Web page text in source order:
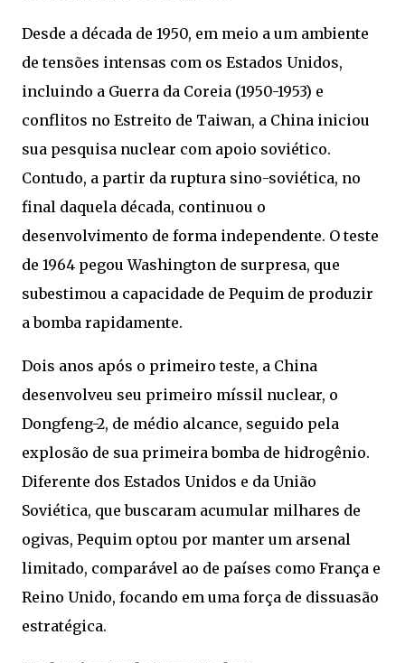
Desde a década de 1950, em meio a um ambiente
de tensões intensas com os Estados Unidos,
incluindo a Guerra da Coreia (1950-1953) e
conflitos no Estreito de Taiwan, a China iniciou
sua pesquisa nuclear com apoio soviético.
Contudo, a partir da ruptura sino-soviética, no
final daquela década, continuou o
desenvolvimento de forma independente. O teste
de 1964 pegou Washington de surpresa, que
subestimou a capacidade de Pequim de produzir
a bomba rapidamente.
Dois anos após o primeiro teste, a China
desenvolveu seu primeiro míssil nuclear, o
Dongfeng-2, de médio alcance, seguido pela
explosão de sua primeira bomba de hidrogênio.
Diferente dos Estados Unidos e da União
Soviética, que buscaram acumular milhares de
ogivas, Pequim optou por manter um arsenal
limitado, comparável ao de países como França e
Reino Unido, focando em uma força de dissuasão
estratégica.